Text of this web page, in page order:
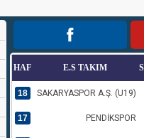
HAF E.S TAKIM
18 SAKARYASPOR A.Ş. (U19)
17 PENDİKSPOR